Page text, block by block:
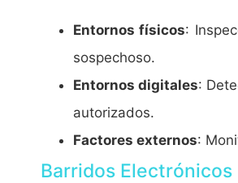
Entornos físicos:
sospechoso.
Entornos digitales:
autorizados.
Factores externos:
Barridos Electrónicos